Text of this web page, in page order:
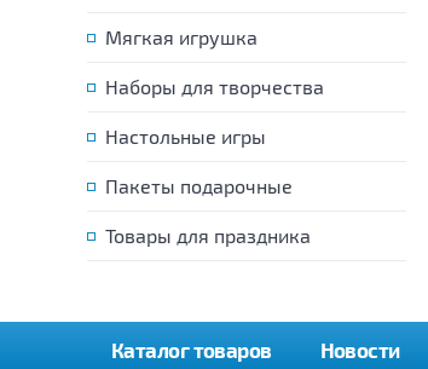
Мягкая игрушка
Наборы для творчества
Настольные игры
Пакеты подарочные
Товары для праздника
Каталог товаров Новости